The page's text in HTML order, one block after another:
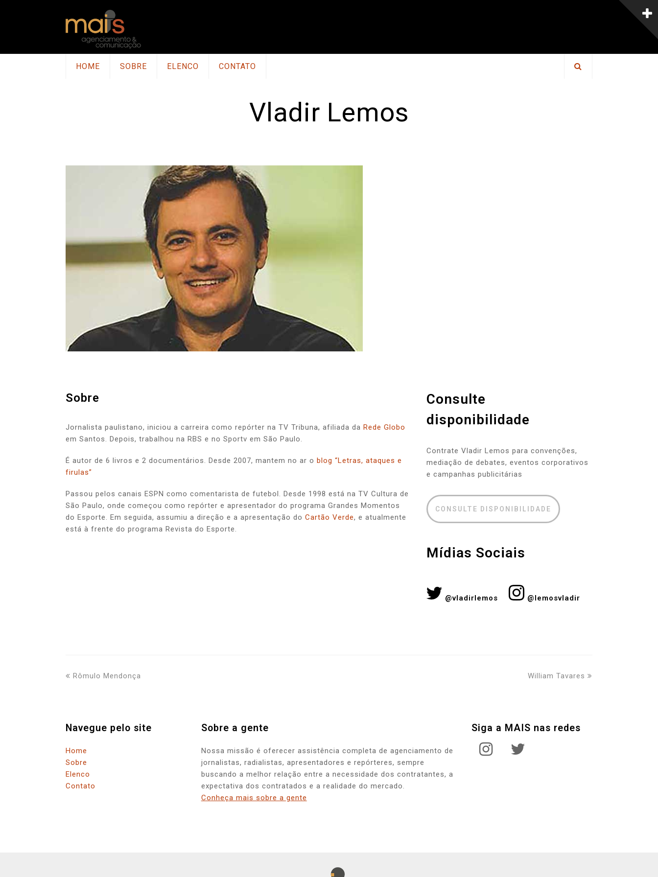
HOME SOBRE ELENCO CONTATO
Vladir Lemos
Sobre
Jornalista paulistano, iniciou a carreira como repórter na TV Tribuna, afiliada daRede Globo
em Santos. Depois, trabalhou na RBS e no Sportv em São Paulo.
É autor de 6 livros e 2 documentários. Desde 2007, mantem no ar oblog “Letras, ataques e
firulas”
Passou pelos canais ESPN como comentarista de futebol. Desde 1998 está na TV Cultura de
São Paulo, onde começou como repórter e apresentador do programa Grandes Momentos
do Esporte. Em seguida, assumiu a direção e a apresentação doCartão Verde, e atualmente
está à frente do programa Revista do Esporte.
Consulte
disponibilidade
Contrate Vladir Lemos paraconvenções,
mediação de debates, eventos corporativos
e campanhas publicitárias
CONSULTE DISPONIBILIDADE
Mídias Sociais
@vladirlemos @lemosvladir
previous
Rômulo Mendonça
next
William Tavares
Navegue pelo site
Home
Sobre
Elenco
Contato
Sobre a gente
Nossa missão é oferecer assistência completa de agenciamento de
jornalistas, radialistas, apresentadores e repórteres, sempre
buscando a melhor relação entre a necessidade dos contratantes, a
expectativa dos contratados e a realidade do mercado.
Conheça mais sobre a gente
Siga a MAIS nas redes
instagram